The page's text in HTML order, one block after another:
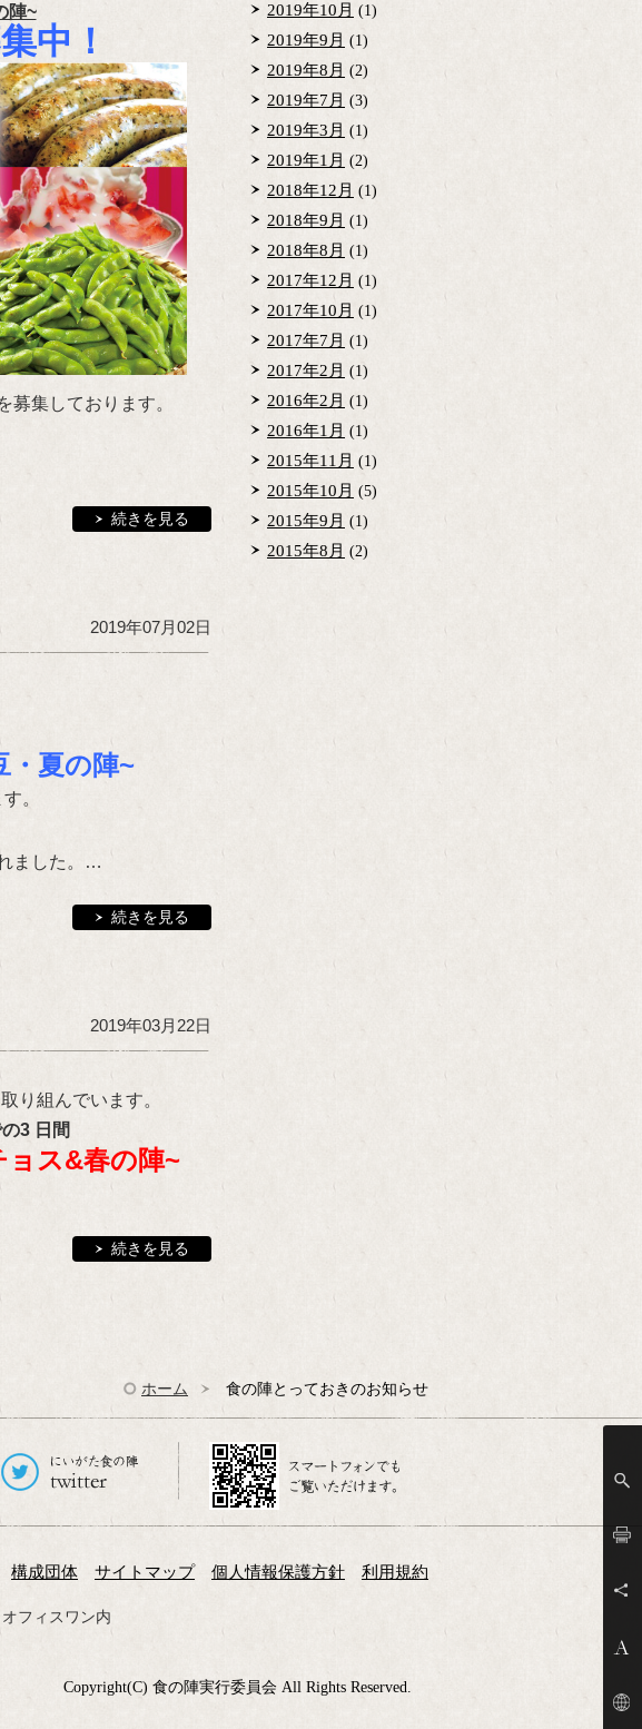
陣~
中！
集しております。
続きを見る
2019年07月02日
・夏の陣~
。
ました。…
続きを見る
2019年03月22日
り組んでいます。
3 日間
ス&春の陣~
続きを見る
2019年10月 (1)
2019年9月 (1)
2019年8月 (2)
2019年7月 (3)
2019年3月 (1)
2019年1月 (2)
2018年12月 (1)
2018年9月 (1)
2018年8月 (1)
2017年12月 (1)
2017年10月 (1)
2017年7月 (1)
2017年2月 (1)
2016年2月 (1)
2016年1月 (1)
2015年11月 (1)
2015年10月 (5)
2015年9月 (1)
2015年8月 (2)
ホーム 食の陣とっておきのお知らせ
フィスワン内
構成団体 サイトマップ 個人情報保護方針 利用規約
Copyright(C) 食の陣実行委員会 All Rights Reserved.